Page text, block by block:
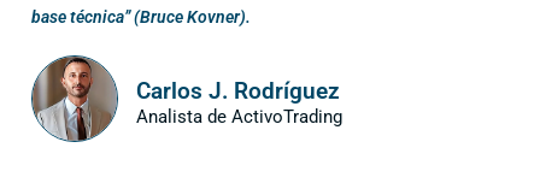
base técnica” (Bruce Kovner).
Carlos J. Rodríguez
Analista de ActivoTrading